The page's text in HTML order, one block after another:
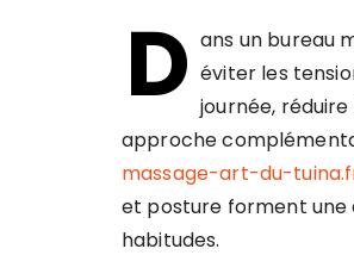
D ans un bureau
éviter les
journée,
approche
massage-art-du-
et posture forment une
habitudes.